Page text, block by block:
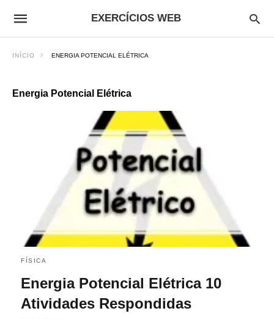
EXERCÍCIOS WEB
INÍCIO ENERGIA POTENCIAL ELÉTRICA
Energia Potencial Elétrica
FÍSICA
Energia Potencial Elétrica 10
Atividades Respondidas